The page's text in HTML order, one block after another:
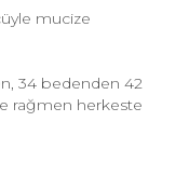
mucize
34 bedenden 42
rağmen herkeste